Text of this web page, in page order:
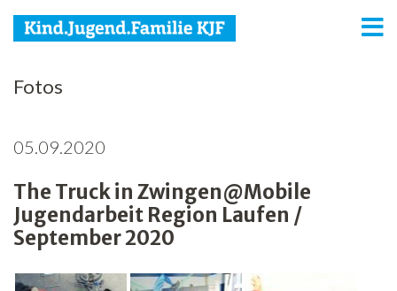
KJF
Jugend
Familie
Media
Agenda
Fotos
05.09.2020
The Truck in Zwingen@Mobile
Jugendarbeit Region Laufen /
September 2020